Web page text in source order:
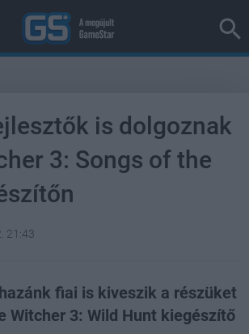
is dolgoznak
3: Songs of the
21:43
fiai is kiveszik a részüket
Witcher 3: Wild Hunt kiegészítő